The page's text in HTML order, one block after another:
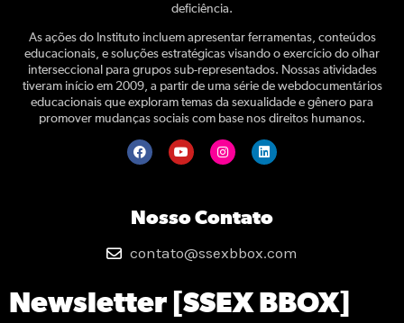
deficiência.
As ações do Instituto incluem apresentar ferramentas, conteúdos
educacionais, e soluções estratégicas visando o exercício do olhar
interseccional para grupos sub-representados. Nossas atividades
tiveram início em 2009, a partir de uma série de webdocumentários
educacionais que exploram temas da sexualidade e gênero para
promover mudanças sociais com base nos direitos humanos.
Nosso Contato
contato@ssexbbox.com
Newsletter [SSEX BBOX]